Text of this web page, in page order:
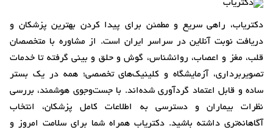
دکتریاب، راهی سریع و مطمئن برای پیدا کردن بهترین پزشکان و
دریافت نوبت آنلاین در سراسر ایران است. از مشاوره با متخصصان
قلب، مغز و اعصاب، روانشناس، گوش و حلق و بینی گرفته تا خدمات
تصویربرداری، آزمایشگاه و کلینیک‌های تخصصی؛ همه در یک بستر
ساده و قابل اعتماد گردآوری شده‌اند. با جست‌وجوی هوشمند، بررسی
نظرات بیماران و دسترسی به اطلاعات کامل پزشکان، انتخاب
آگاهانه‌تری داشته باشید. دکتریاب همراه شما برای سلامت امروز و